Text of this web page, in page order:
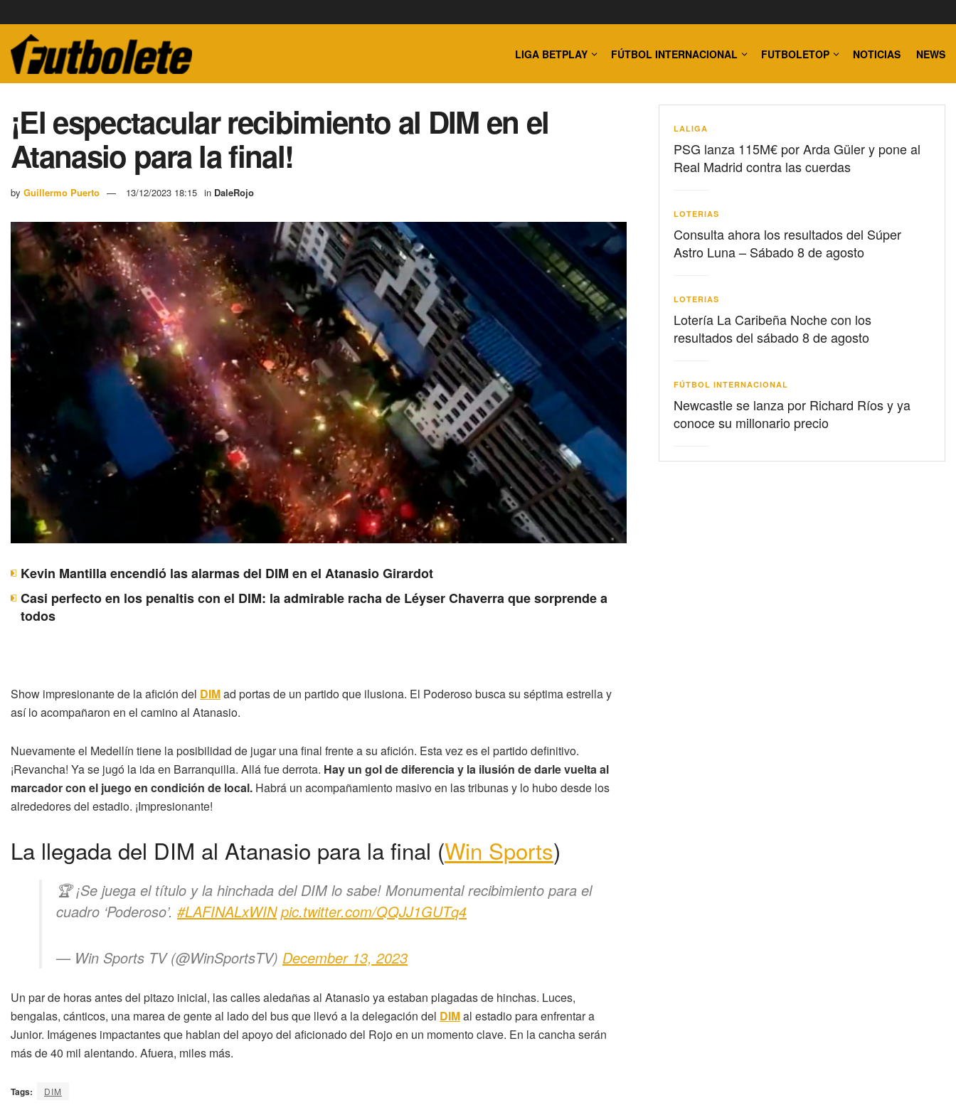
LIGA BETPLAY FÚTBOL INTERNACIONAL FUTBOLETOP NOTICIAS NEWS
¡El espectacular recibimiento al DIM en el
Atanasio para la final!
by Guillermo Puerto 13/12/2023 18:15 in DaleRojo
Kevin Mantilla encendió las alarmas del DIM en el Atanasio Girardot
Casi perfecto en los penaltis con el DIM: la admirable racha de Léyser Chaverra que sorprende a
todos
Show impresionante de la afición del DIMad portas de un partido que ilusiona. El Poderoso busca su séptima estrella y
así lo acompañaron en el camino al Atanasio.
Nuevamente el Medellín tiene la posibilidad de jugar una final frente a su afición. Esta vez es el partido definitivo.
¡Revancha! Ya se jugó la ida en Barranquilla. Allá fue derrota. Hay un gol de diferencia y la ilusión de darle vuelta al
marcador con el juego en condición de local. Habrá un acompañamiento masivo en las tribunas y lo hubo desde los
alrededores del estadio. ¡Impresionante!
La llegada del DIM al Atanasio para la final (Win Sports)
🏆 ¡Se juega el título y la hinchada del DIM lo sabe! Monumental recibimiento para el
cuadro ‘Poderoso’. #LAFINALxWIN pic.twitter.com/QQJJ1GUTq4
— Win Sports TV (@WinSportsTV) December 13, 2023
Un par de horas antes del pitazo inicial, las calles aledañas al Atanasio ya estaban plagadas de hinchas. Luces,
bengalas, cánticos, una marea de gente al lado del bus que llevó a la delegación del DIMal estadio para enfrentar a
Junior. Imágenes impactantes que hablan del apoyo del aficionado del Rojo en un momento clave. En la cancha serán
más de 40 mil alentando. Afuera, miles más.
Tags: DIM
LALIGA
PSG lanza 115M€ por Arda Güler y pone al
Real Madrid contra las cuerdas
LOTERIAS
Consulta ahora los resultados del Súper
Astro Luna – Sábado 8 de agosto
LOTERIAS
Lotería La Caribeña Noche con los
resultados del sábado 8 de agosto
FÚTBOL INTERNACIONAL
Newcastle se lanza por Richard Ríos y ya
conoce su millonario precio